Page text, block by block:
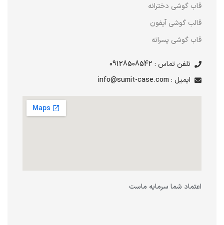
قاب گوشی دخترانه
قالب گوشی آیفون
قاب گوشی پسرانه
تلفن تماس : 09128508542
ایمیل : info@sumit-case.com
اعتماد شما سرمایه ماست